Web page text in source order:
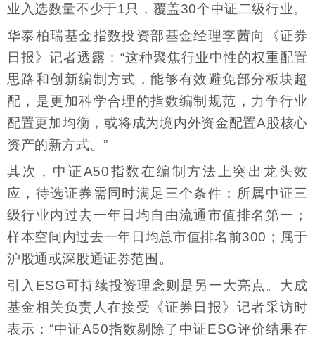
业入选数量不少于1只，覆盖30个中证二级行业。
华泰柏瑞基金指数投资部基金经理李茜向《证券
日报》记者透露：“这种聚焦行业中性的权重配置
思路和创新编制方式，能够有效避免部分板块超
配，是更加科学合理的指数编制规范，力争行业
配置更加均衡，或将成为境内外资金配置A股核心
资产的新方式。”
其次，中证A50指数在编制方法上突出龙头效
应，待选证券需同时满足三个条件：所属中证三
级行业内过去一年日均自由流通市值排名第一；
样本空间内过去一年日均总市值排名前300；属于
沪股通或深股通证券范围。
引入ESG可持续投资理念则是另一大亮点。大成
基金相关负责人在接受《证券日报》记者采访时
表示：“中证A50指数剔除了中证ESG评价结果在